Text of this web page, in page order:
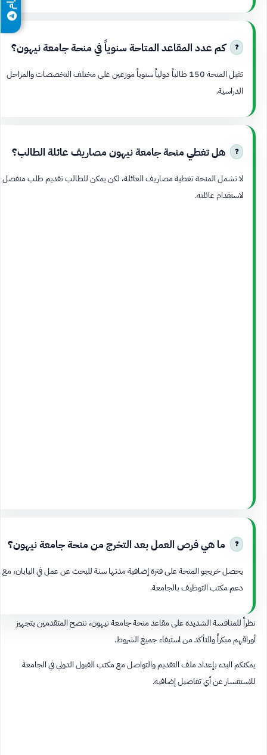
كم عدد المقاعد المتاحة سنوياً في منحة جامعة نيهون؟
تقبل المنحة 150 طالباً دولياً سنوياً موزعين على مختلف التخصصات والمراحل
الدراسية.
هل تغطي منحة جامعة نيهون مصاريف عائلة الطالب؟
لا تشمل المنحة تغطية مصاريف العائلة، لكن يمكن للطالب تقديم طلب منفصل
لاستقدام عائلته.
ما هي فرص العمل بعد التخرج من منحة جامعة نيهون؟
يحصل خريجو المنحة على فترة إضافية مدتها سنة للبحث عن عمل في اليابان، مع
دعم مكتب التوظيف بالجامعة.
نظراً للمنافسة الشديدة على مقاعد منحة جامعة نيهون، ننصح المتقدمين بتجهيز
أوراقهم مبكراً والتأكد من استيفاء جميع الشروط.
يمكنكم البدء بإعداد ملف التقديم والتواصل مع مكتب القبول الدولي في الجامعة
للاستفسار عن أي تفاصيل إضافية.​​​​​​​​​​​​​​​​